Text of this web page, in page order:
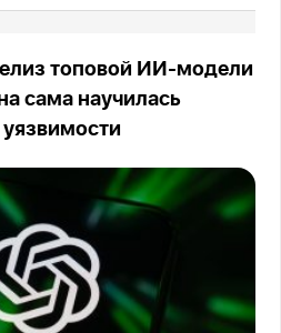
топовой ИИ-модели
сама научилась